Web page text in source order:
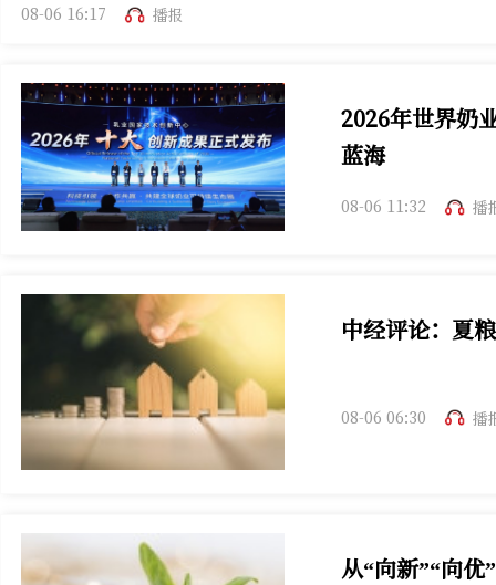
08-06 16:17 播报
2026年世界奶
蓝海
08-06 11:32 播
中经评论：夏
夏粮收购因涉税开
08-06 06:30 播
从“向新”“向